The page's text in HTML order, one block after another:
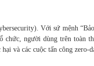
Với sứ mệnh
chức,người dùng trên toàn
và các cuộc tấn công zero-